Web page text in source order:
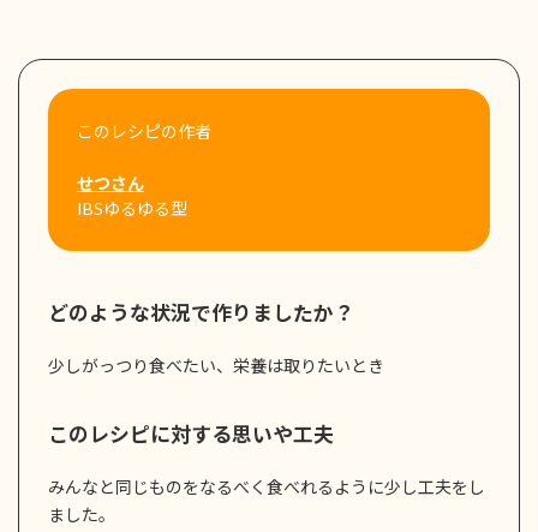
このレシピの作者
せつさん
IBSゆるゆる型
どのような状況で作りましたか？
少しがっつり食べたい、栄養は取りたいとき
このレシピに対する思いや工夫
みんなと同じものをなるべく食べれるように少し工夫をし
ました。